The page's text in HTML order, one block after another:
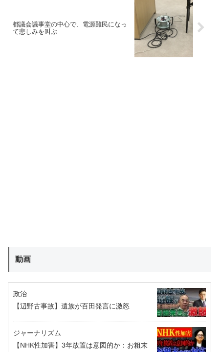
都議会議事堂の中心で、電源難民になっ
て悲しみを叫ぶ
動画
政治
【辺野古事故】遺族が百田発言に激怒
ジャーナリズム
【NHK性加害】3年放置は意図的か：お粗末